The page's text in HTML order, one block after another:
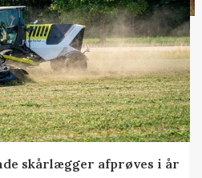
skårlægger afprøves i år